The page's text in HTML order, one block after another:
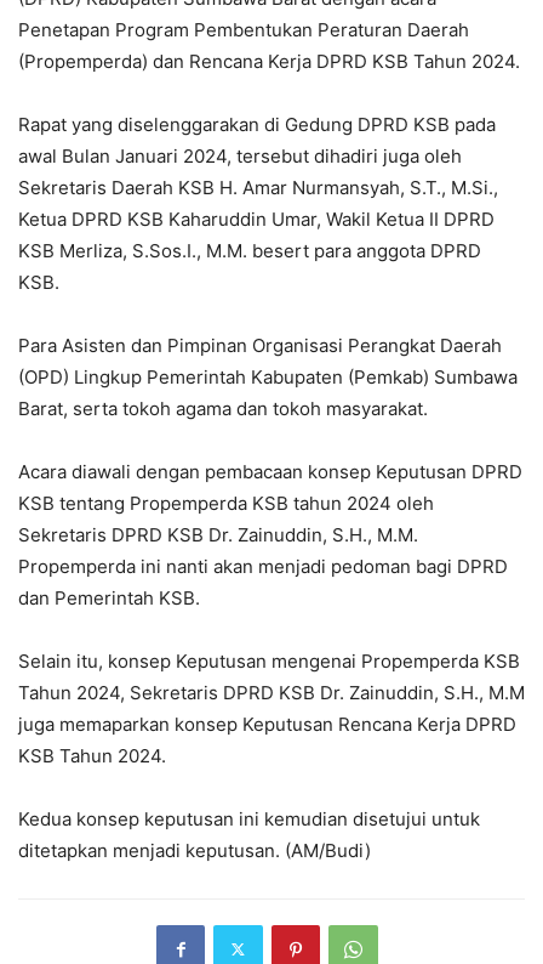
Penetapan Program Pembentukan Peraturan Daerah
(Propemperda) dan Rencana Kerja DPRD KSB Tahun 2024.
Rapat yang diselenggarakan di Gedung DPRD KSB pada
awal Bulan Januari 2024, tersebut dihadiri juga oleh
Sekretaris Daerah KSB H. Amar Nurmansyah, S.T., M.Si.,
Ketua DPRD KSB Kaharuddin Umar, Wakil Ketua II DPRD
KSB Merliza, S.Sos.I., M.M. besert para anggota DPRD
KSB.
Para Asisten dan Pimpinan Organisasi Perangkat Daerah
(OPD) Lingkup Pemerintah Kabupaten (Pemkab) Sumbawa
Barat, serta tokoh agama dan tokoh masyarakat.
Acara diawali dengan pembacaan konsep Keputusan DPRD
KSB tentang Propemperda KSB tahun 2024 oleh
Sekretaris DPRD KSB Dr. Zainuddin, S.H., M.M.
Propemperda ini nanti akan menjadi pedoman bagi DPRD
dan Pemerintah KSB.
Selain itu, konsep Keputusan mengenai Propemperda KSB
Tahun 2024, Sekretaris DPRD KSB Dr. Zainuddin, S.H., M.M
juga memaparkan konsep Keputusan Rencana Kerja DPRD
KSB Tahun 2024.
Kedua konsep keputusan ini kemudian disetujui untuk
ditetapkan menjadi keputusan. (AM/Budi)